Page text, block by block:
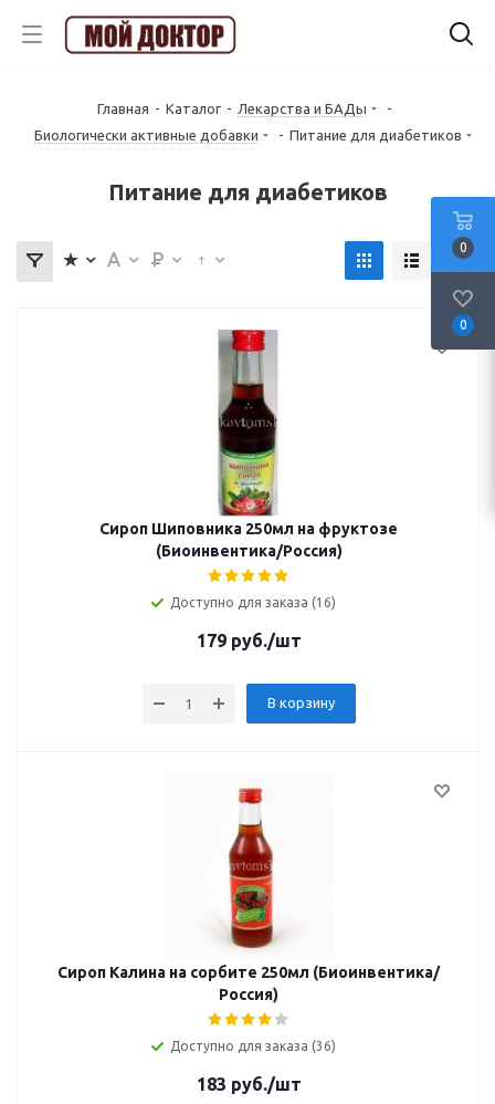
Главная - Каталог - Лекарства и БАДы
-
Биологически активные добавки
- Питание для диабетиков
Питание для диабетиков
Сироп Шиповника 250мл на фруктозе
(Биоинвентика/Россия)
Доступно для заказа (16)
179руб./шт
В корзину
Сироп Калина на сорбите 250мл (Биоинвентика/
Россия)
Доступно для заказа (36)
183 руб./шт
0
0